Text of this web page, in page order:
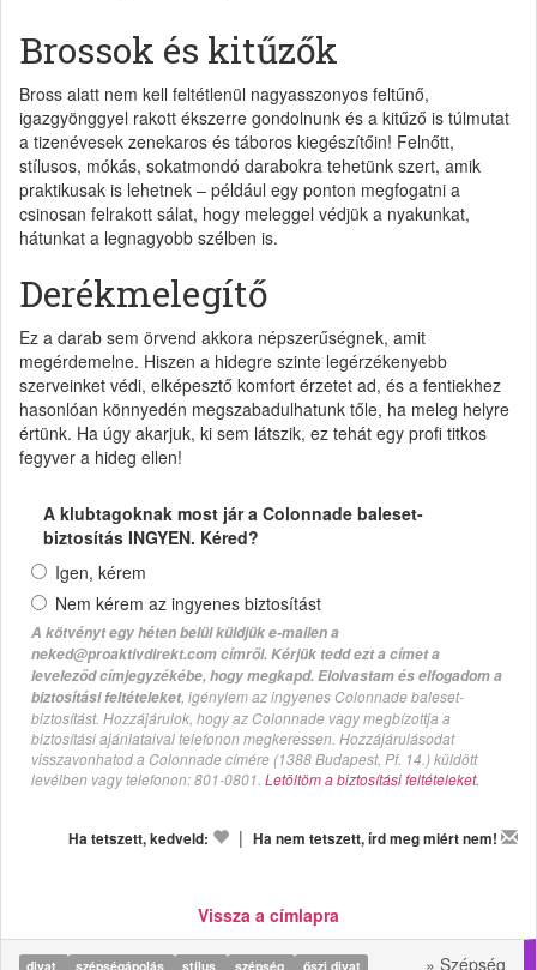
Brossok és kitűzők
Bross alatt nem kell feltétlenül nagyasszonyos feltűnő,
igazgyönggyel rakott ékszerre gondolnunk és a kitűző is túlmutat
a tizenévesek zenekaros és táboros kiegészítőin! Felnőtt,
stílusos, mókás, sokatmondó darabokra tehetünk szert, amik
praktikusak is lehetnek – például egy ponton megfogatni a
csinosan felrakott sálat, hogy meleggel védjük a nyakunkat,
hátunkat a legnagyobb szélben is.
Derékmelegítő
Ez a darab sem örvend akkora népszerűségnek, amit
megérdemelne. Hiszen a hidegre szinte legérzékenyebb
szerveinket védi, elképesztő komfort érzetet ad, és a fentiekhez
hasonlóan könnyedén megszabadulhatunk tőle, ha meleg helyre
értünk. Ha úgy akarjuk, ki sem látszik, ez tehát egy profi titkos
fegyver a hideg ellen!
A klubtagoknak most jár a Colonnade baleset-
biztosítás INGYEN. Kéred?
Igen, kérem
Nem kérem az ingyenes biztosítást
A kötvényt egy héten belül küldjük e-mailen a
neked@proaktivdirekt.com címről. Kérjük tedd ezt a címet a
leveleződ címjegyzékébe, hogy megkapd. Elolvastam és elfogadom a
biztosítási feltételeket, igénylem az ingyenes Colonnade baleset-
biztosítást. Hozzájárulok, hogy az Colonnade vagy megbízottja a
biztosítási ajánlataival telefonon megkeressen. Hozzájárulásodat
visszavonhatod a Colonnade címére (1388 Budapest, Pf. 14.) küldött
levélben vagy telefonon: 801-0801. Letöltöm a biztosítási feltételeket.
Ha tetszett, kedveld: | Ha nem tetszett, írd meg miért nem!
Vissza a címlapra
divat szépségápolás stílus szépség őszi divat » Szépség